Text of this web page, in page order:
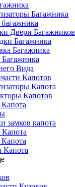
Багажника
Двери Багажников
Багажника
Багажника
Вида
Капотов
Капота
Капотов
замков капота
Капота